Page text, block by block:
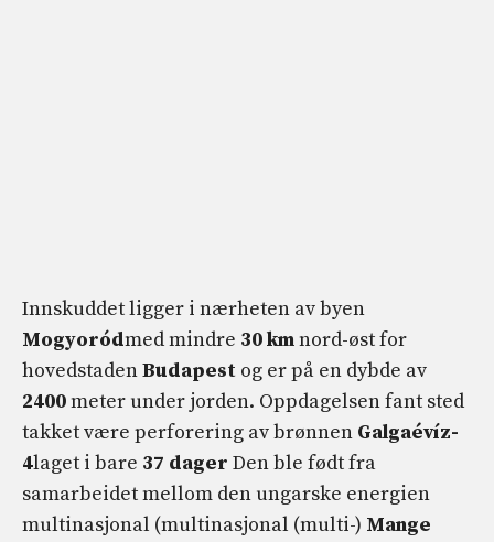
Innskuddet ligger i nærheten av byen
Mogyoródmed mindre 30kmnord-øst for
hovedstadenBudapest og er på en dybde av
2400meter under jorden. Oppdagelsen fant sted
takket være perforering av brønnen Galgaévíz-
4laget i bare 37 dager Den ble født fra
samarbeidet mellom den ungarske energien
multinasjonal (multinasjonal (multi-) Mange